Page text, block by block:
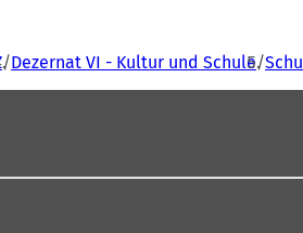
Dezernat VI - Kultur und Schule